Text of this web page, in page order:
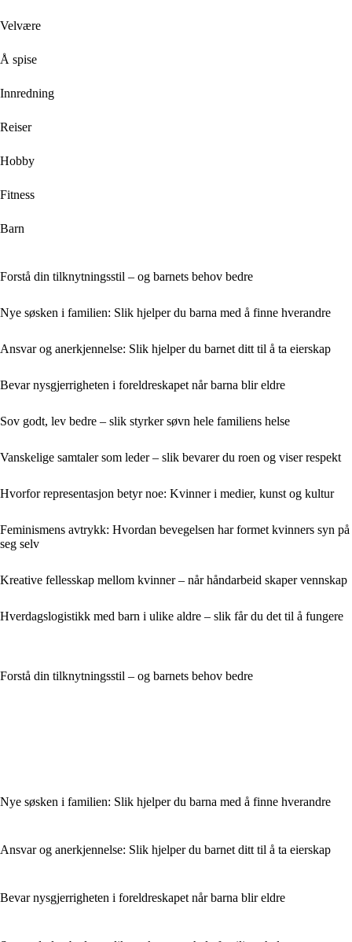
Velvære
Å spise
Innredning
Reiser
Hobby
Fitness
Barn
Forstå din tilknytningsstil – og barnets behov bedre
Nye søsken i familien: Slik hjelper du barna med å finne hverandre
Ansvar og anerkjennelse: Slik hjelper du barnet ditt til å ta eierskap
Bevar nysgjerrigheten i foreldreskapet når barna blir eldre
Sov godt, lev bedre – slik styrker søvn hele familiens helse
Vanskelige samtaler som leder – slik bevarer du roen og viser respekt
Hvorfor representasjon betyr noe: Kvinner i medier, kunst og kultur
Feminismens avtrykk: Hvordan bevegelsen har formet kvinners syn på
seg selv
Kreative fellesskap mellom kvinner – når håndarbeid skaper vennskap
Hverdagslogistikk med barn i ulike aldre – slik får du det til å fungere
Forstå din tilknytningsstil – og barnets behov bedre
Nye søsken i familien: Slik hjelper du barna med å finne hverandre
Ansvar og anerkjennelse: Slik hjelper du barnet ditt til å ta eierskap
Bevar nysgjerrigheten i foreldreskapet når barna blir eldre